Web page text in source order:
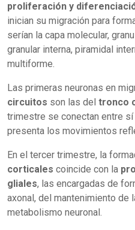
proliferación y
inician su migración para
serían la capa molecular,
granular interna, piramidal
multiforme.
Las primeras neuronas en
circuitos son las del tronco
trimestre se conectan entre
presenta los movimientos
En el tercer trimestre, la
corticales coincide con la
gliales, las encargadas de
axonal, del mantenimiento de
metabolismo neuronal.